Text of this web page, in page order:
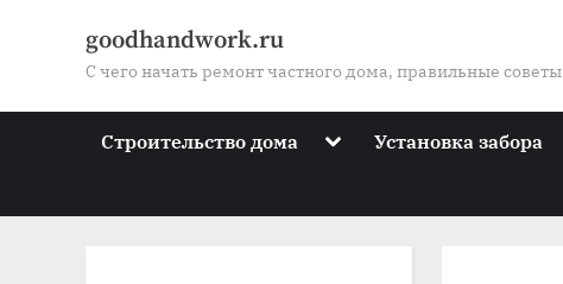
goodhandwork.ru
С чего начать ремонт частного дома, правильные советы
Строительство дома ToggleУстановка забора